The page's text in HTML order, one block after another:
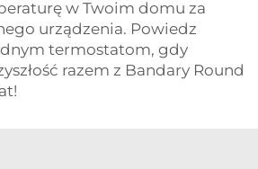
w Twoim domu za
urządzenia. Powiedz
termostatom, gdy
razem z Bandary Round